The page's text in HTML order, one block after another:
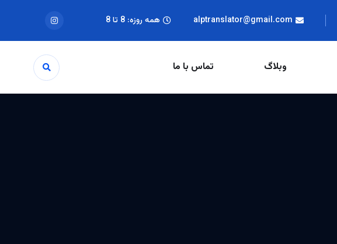
alptranslator@gmail.com همه روزه: 8 تا 8
وبلاگ تماس با ما